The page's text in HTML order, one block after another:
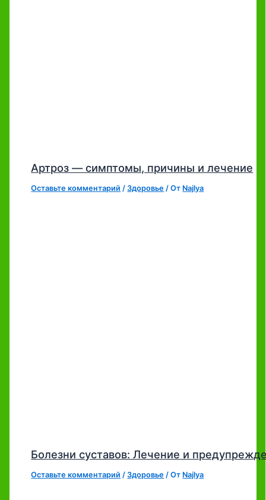
Артроз — симптомы, причины и лечение
Оставьте комментарий /Здоровье / От Najlya
Болезни суставов: Лечение и
Оставьте комментарий /Здоровье / От Najlya